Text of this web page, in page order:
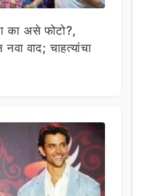
का असे फोटो?,
नवा वाद; चाहत्यांचा